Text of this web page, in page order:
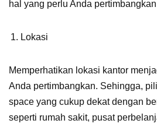
hal yang perlu Anda
Lokasi
Memperhatikan lokasi kantor
Anda pertimbangkan. Sehingga,
space yang cukup dekat dengan
seperti rumah sakit, pusat